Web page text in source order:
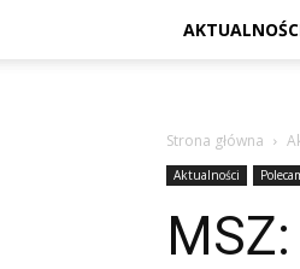
Strona główna
Aktualności